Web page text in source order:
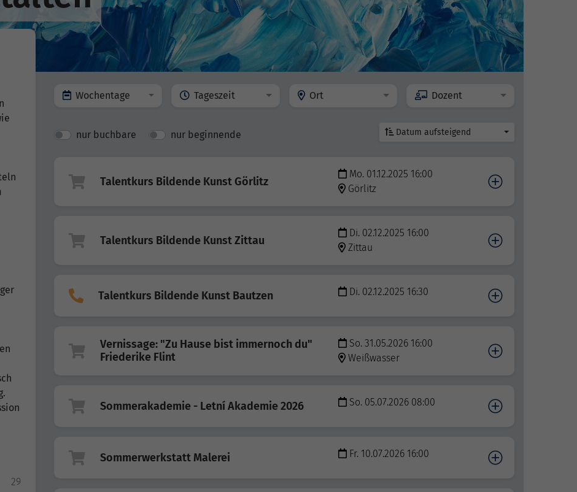
29
Wochentage Tageszeit Ort Dozent
nur buchbare nur beginnende Datum aufsteigend
Talentkurs Bildende Kunst Görlitz
Mo. 01.12.2025 16:00
Görlitz
Talentkurs Bildende Kunst Zittau
Di. 02.12.2025 16:00
Zittau
Talentkurs Bildende Kunst Bautzen Di. 02.12.2025 16:30
Vernissage: "Zu Hause bist immernoch du"
Friederike Flint
So. 31.05.2026 16:00
Weißwasser
Sommerakademie - Letní Akademie 2026 So. 05.07.2026 08:00
Sommerwerkstatt Malerei Fr. 10.07.2026 16:00